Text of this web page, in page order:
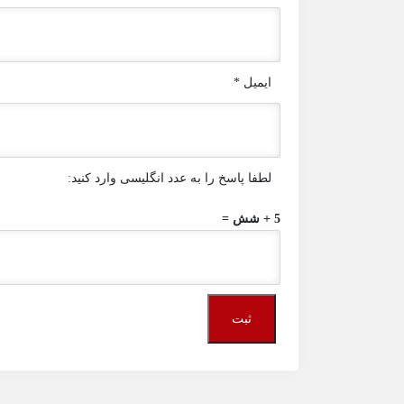
ایمیل *
لطفا پاسخ را به عدد انگلیسی وارد کنید:
5 + شش =